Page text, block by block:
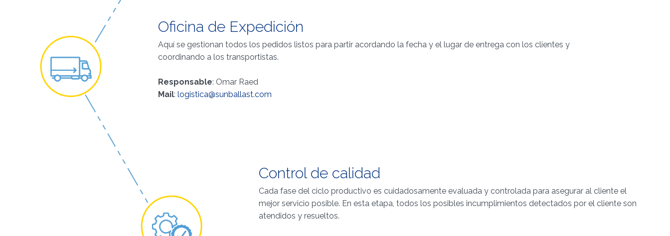
Oficina de Expedición
Aquí se gestionan todos los pedidos listos para partir acordando la fecha y el lugar de entrega con los clientes y
coordinando a los transportistas.
Responsable: Omar Raed
Mail:logistica@sunballast.com
Control de calidad
Cada fase del ciclo productivo es cuidadosamente evaluada y controlada para asegurar al cliente el
mejor servicio posible. En esta etapa, todos los posibles incumplimientos detectados por el cliente son
atendidos y resueltos.